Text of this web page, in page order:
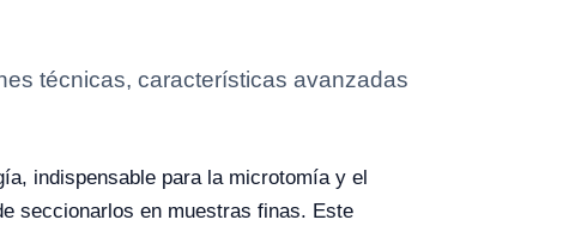
técnicas, características avanzadas
indispensable para la microtomía y el
seccionarlos en muestras finas. Este